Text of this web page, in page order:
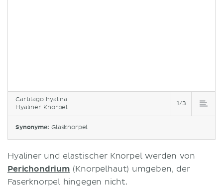
Cartilago hyalina
Hyaliner Knorpel
1/3
Synonyme: Glasknorpel
Hyaliner und elastischer Knorpel werden von
Perichondrium (Knorpelhaut) umgeben, der
Faserknorpel hingegen nicht.